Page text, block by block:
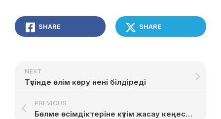
SHARE SHARE
NEXT
Түсінде өлім көру нені білдіреді
PREVIOUS
Бөлме өсімдіктеріне күтім жасау кеңестері